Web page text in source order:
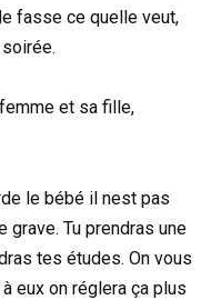
fasse ce quelle veut,
et sa fille,
le bébé il nest pas
grave. Tu prendras une
tes études. On vous
eux on réglera ça plus